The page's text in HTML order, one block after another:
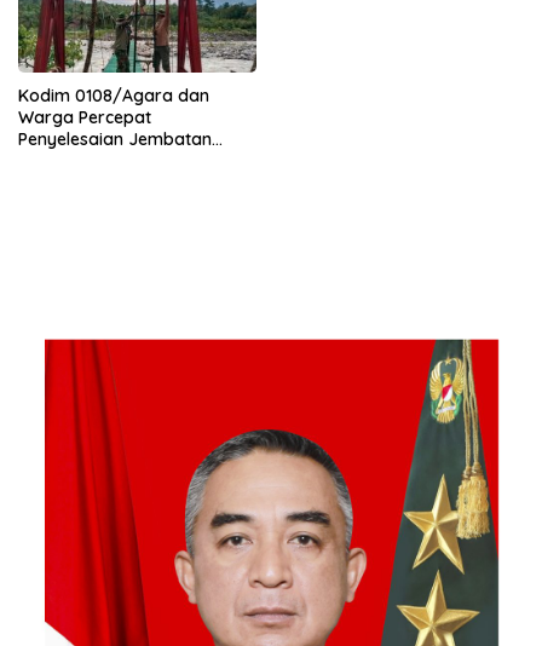
Kodim 0108/Agara dan
Warga Percepat
Penyelesaian Jembatan